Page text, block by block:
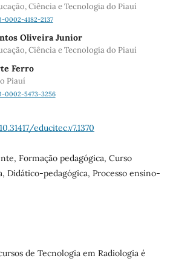
Ciência e Tecnologia do Piauí
4182-2137
Oliveira Junior
Ciência e Tecnologia do Piauí
Ferro
Piauí
5473-3256
educitec.v7.1370
Formação pedagógica, Curso
Didático-pedagógica, Processo ensino-
de Tecnologia em Radiologia é